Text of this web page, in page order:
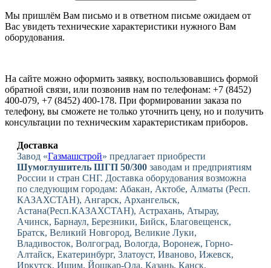
Мы пришлём Вам письмо и в ответном письме ожидаем от
Вас увидеть технические характеристики нужного Вам
оборудования.
На сайте можно оформить заявку, воспользовавшись формой
обратной связи, или позвонив нам по телефонам: +7 (8452)
400-079, +7 (8452) 400-178. При формировании заказа по
телефону, вы сможете не только уточнить цену, но и получить
консультации по техническим характеристикам приборов.
Доставка
Завод «Газмашстрой» предлагает приобрести
Шумоглушитель ШГП 50/300 заводам и предприятиям
России и стран СНГ. Доставка оборудования возможна
по следующим городам: Абакан, Актобе, Алматы (Респ.
КАЗАХСТАН), Ангарск, Архангельск,
Астана(Респ.КАЗАХСТАН), Астрахань, Атырау,
Ачинск, Барнаул, Березники, Бийск, Благовещенск,
Братск, Великий Новгород, Великие Луки,
Владивосток, Волгоград, Вологда, Воронеж, Горно-
Алтайск, Екатеринбург, Златоуст, Иваново, Ижевск,
Иркутск, Ишим, Йошкар-Ола, Казань, Канск,